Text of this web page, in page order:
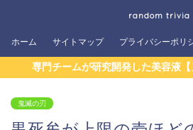
random trivia
ホーム サイトマップ プライバシーポリ
専門チームが研究開発した美容液【
鬼滅の刃